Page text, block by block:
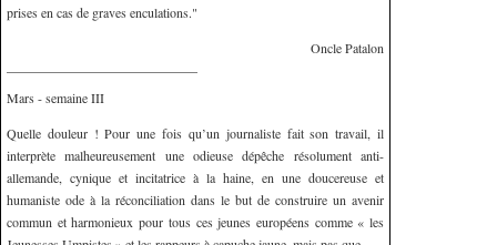
prises en cas de graves enculations."
Oncle Patalon
Mars - semaine III
Quelle douleur ! Pour une fois qu’un journaliste fait son travail, il
interprète malheureusement une odieuse dépêche résolument anti-
allemande, cynique et incitatrice à la haine, en une doucereuse et
humaniste ode à la réconciliation dans le but de construire un avenir
commun et harmonieux pour tous ces jeunes européens comme « les